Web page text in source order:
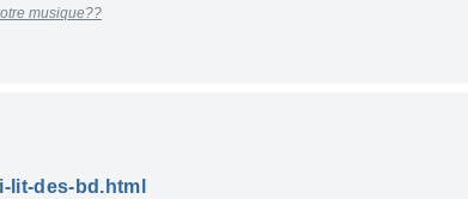
musique??
lit-des-bd.html